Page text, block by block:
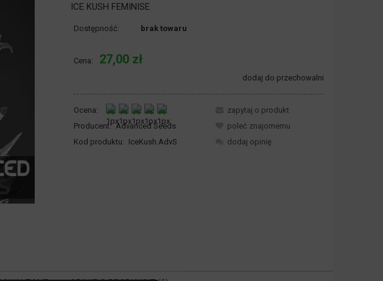
ICE KUSH FEMINISE
Dostępność: brak towaru
Cena: 27,00 zł
dodaj do przechowalni
Ocena:
Producent: Advanced Seeds
Kod produktu: IceKush.AdvS
zapytaj o produkt
poleć znajomemu
dodaj opinię